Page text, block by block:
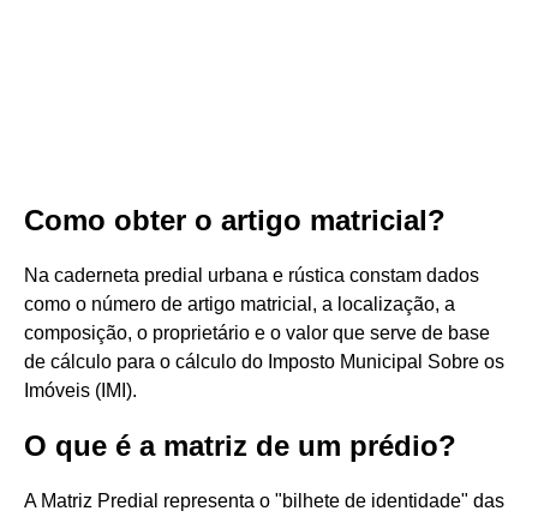
Como obter o artigo matricial?
Na caderneta predial urbana e rústica constam dados
como o número de artigo matricial, a localização, a
composição, o proprietário e o valor que serve de base
de cálculo para o cálculo do Imposto Municipal Sobre os
Imóveis (IMI).
O que é a matriz de um prédio?
A Matriz Predial representa o "bilhete de identidade" das